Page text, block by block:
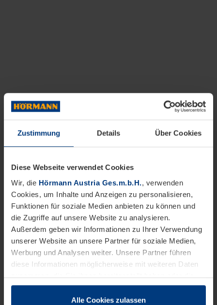
Zustimmung Details Über Cookies
Diese Webseite verwendet Cookies
Wir, die Hörmann Austria Ges.m.b.H., verwenden
Cookies, um Inhalte und Anzeigen zu personalisieren,
Funktionen für soziale Medien anbieten zu können und
die Zugriffe auf unsere Website zu analysieren.
Außerdem geben wir Informationen zu Ihrer Verwendung
unserer Website an unsere Partner für soziale Medien,
Werbung und Analysen weiter. Unsere Partner führen
diese Informationen möglicherweise mit weiteren Daten
zusammen, die Sie ihnen bereitgestellt haben oder die
sie im Rahmen Ihrer Nutzung der Dienste gesammelt
Alle Cookies zulassen